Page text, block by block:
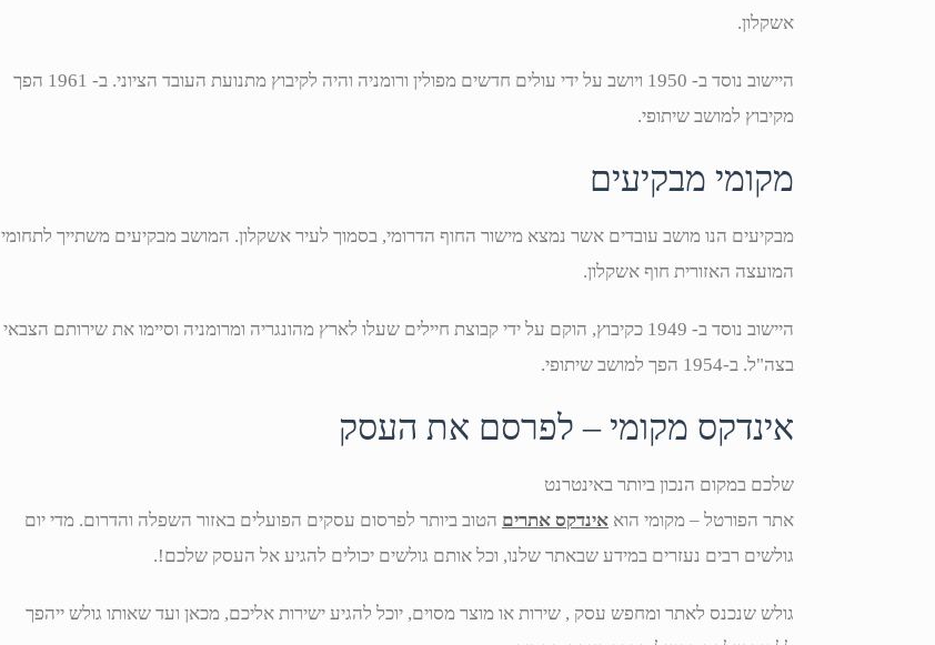
אשקלון.
היישוב נוסד ב- 1950 ויושב על ידי עולים חדשים מפולין ורומניה והיה לקיבוץ מתנועת העובד הציוני. ב- 1961 הפך
מקיבוץ למושב שיתופי.
מקומי מבקיעים
מבקיעים הנו מושב עובדים אשר נמצא מישור החוף הדרומי, בסמוך לעיר אשקלון. המושב מבקיעים משתייך לתחומי
המועצה האזורית חוף אשקלון.
היישוב נוסד ב- 1949 כקיבוץ, הוקם על ידי קבוצת חיילים שעלו לארץ מהונגריה ומרומניה וסיימו את שירותם הצבאי
בצה"ל. ב-1954 הפך למושב שיתופי.
אינדקס מקומי – לפרסם את העסק
שלכם במקום הנכון ביותר באינטרנט
אתר הפורטל – מקומי הוא אינדקס אתרים הטוב ביותר לפרסום עסקים הפועלים באזור השפלה והדרום. מדי יום
גולשים רבים נעזרים במידע שבאתר שלנו, וכל אותם גולשים יכולים להגיע אל העסק שלכם!.
גולש שנכנס לאתר ומחפש עסק , שירות או מוצר מסוים, יוכל להגיע ישירות אליכם, מכאן ועד שאותו גולש ייהפך